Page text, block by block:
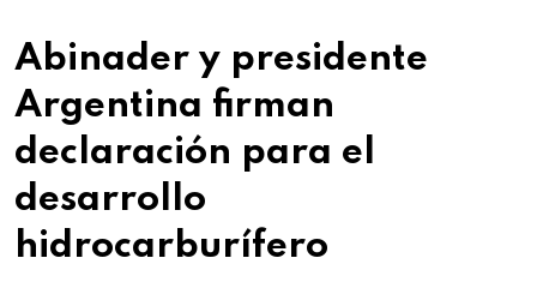
Abinader y presidente
Argentina firman
declaración para el
desarrollo
hidrocarburífero